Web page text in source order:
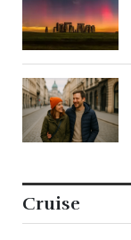
Cruise